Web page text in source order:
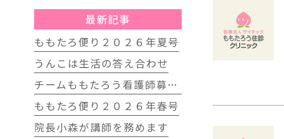
最新記事
ももたろ便り２０２６年夏号
うんこは生活の答え合わせ
チームももたろう看護師募集中
ももたろ便り２０２６年春号
院長小森が講師を務めます